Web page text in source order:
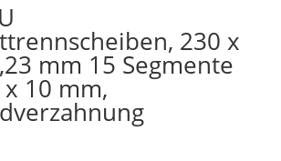
230 x
mm 15 Segmente
10 mm,